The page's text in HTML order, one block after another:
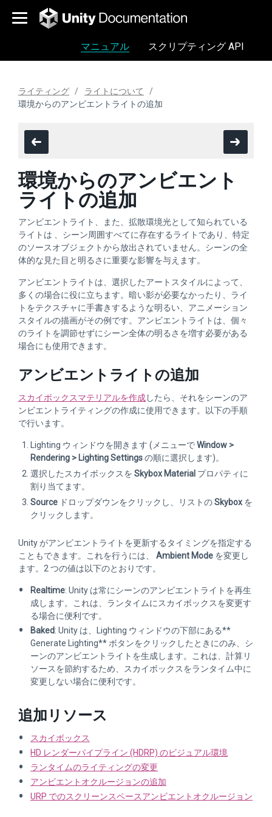
マニュアル スクリプティング API
ライティング
ライトについて
環境からのアンビエントライトの追加
環境からのアンビエント
ライトの追加
アンビエントライト、また、拡散環境光として知られている
ライトは 、シーン周囲すべてに存在するライトであり、特定
のソースオブジェクトから放出されていません。シーンの全
体的な見た目と明るさに重要な影響を与えます。
アンビエントライトは、選択したアートスタイルによって、
多くの場合に役に立ちます。暗い影が必要なかったり、ライ
トをテクスチャに手書きするような明るい、アニメーション
スタイルの描画がその例です。アンビエントライトは、個々
のライトを調節せずにシーン全体の明るさを増す必要がある
場合にも使用できます。
アンビエントライトの追加
スカイボックスマテリアルを作成したら、それをシーンのア
ンビエントライティングの作成に使用できます。以下の手順
で行います。
Lighting ウィンドウを開きます (メニューでWindow >
Rendering > Lighting Settingsの順に選択します)。
選択したスカイボックスを Skybox Material プロパティに
割り当てます。
Source ドロップダウンをクリックし、リストのSkybox を
クリックします。
Unity がアンビエントライトを更新するタイミングを指定する
こともできます。これを行うには、 Ambient Mode を変更し
ます。2 つの値は以下のとおりです。
Realtime: Unity は常にシーンのアンビエントライトを再生
成します。これは、ランタイムにスカイボックスを変更す
る場合に便利です。
Baked: Unity は、Lighting ウィンドウの下部にある**
Generate Lighting** ボタンをクリックしたときにのみ、シ
ーンのアンビエントライトを生成します。これは、計算リ
ソースを節約するため、スカイボックスをランタイム中に
変更しない場合に便利です。
追加リソース
スカイボックス
HD レンダーパイプライン (HDRP) のビジュアル環境
ランタイムのライティングの変更
アンビエントオクルージョンの追加
URP でのスクリーンスペースアンビエントオクルージョン